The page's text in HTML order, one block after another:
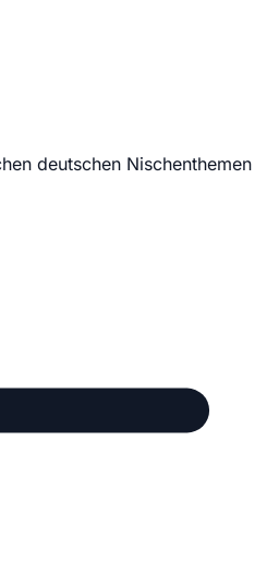
deutschen Nischenthemen